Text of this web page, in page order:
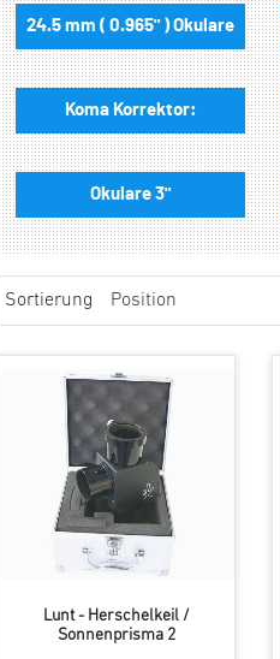
24.5 mm ( 0.965" ) Okulare
Koma Korrektor:
Okulare 3"
Sortierung
Lunt - Herschelkeil /
Sonnenprisma 2